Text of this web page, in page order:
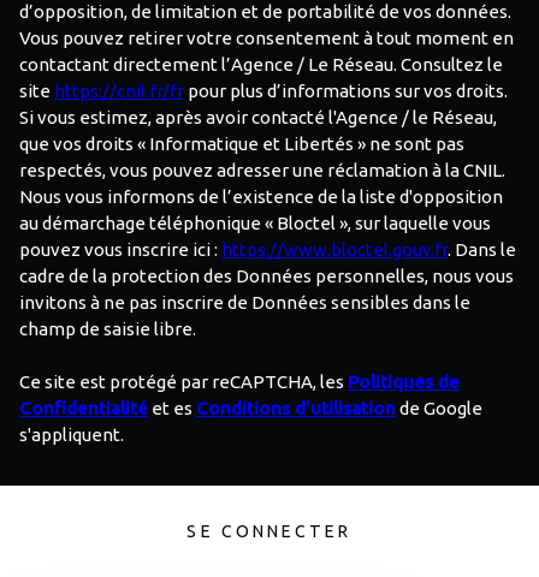
d’opposition, de limitation et de portabilité de vos données.
Vous pouvez retirer votre consentement à tout moment en
contactant directement l’Agence / Le Réseau. Consultez le
site https://cnil.fr/fr pour plus d’informations sur vos droits.
Si vous estimez, après avoir contacté l'Agence / le Réseau,
que vos droits « Informatique et Libertés » ne sont pas
respectés, vous pouvez adresser une réclamation à la CNIL.
Nous vous informons de l’existence de la liste d'opposition
au démarchage téléphonique « Bloctel », sur laquelle vous
pouvez vous inscrire ici : https://www.bloctel.gouv.fr. Dans le
cadre de la protection des Données personnelles, nous vous
invitons à ne pas inscrire de Données sensibles dans le
champ de saisie libre.
Ce site est protégé par reCAPTCHA, les Politiques de
Confidentialité et es Conditions d'utilisationde Google
s'appliquent.
SE CONNECTER